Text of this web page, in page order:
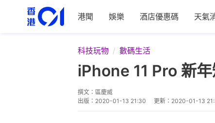
港聞 娛樂 酒店優惠碼 天氣
科技玩物 數碼生活
iPhone 11 Pro 新
撰文： 區慶威
出版： 2020-01-13 21:30 更新： 2020-01-13